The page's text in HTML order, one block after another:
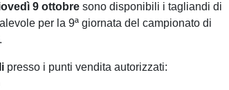
9 ottobre sono disponibili i tagliandi di
per la 9ª giornata del campionato di
presso i punti vendita autorizzati: